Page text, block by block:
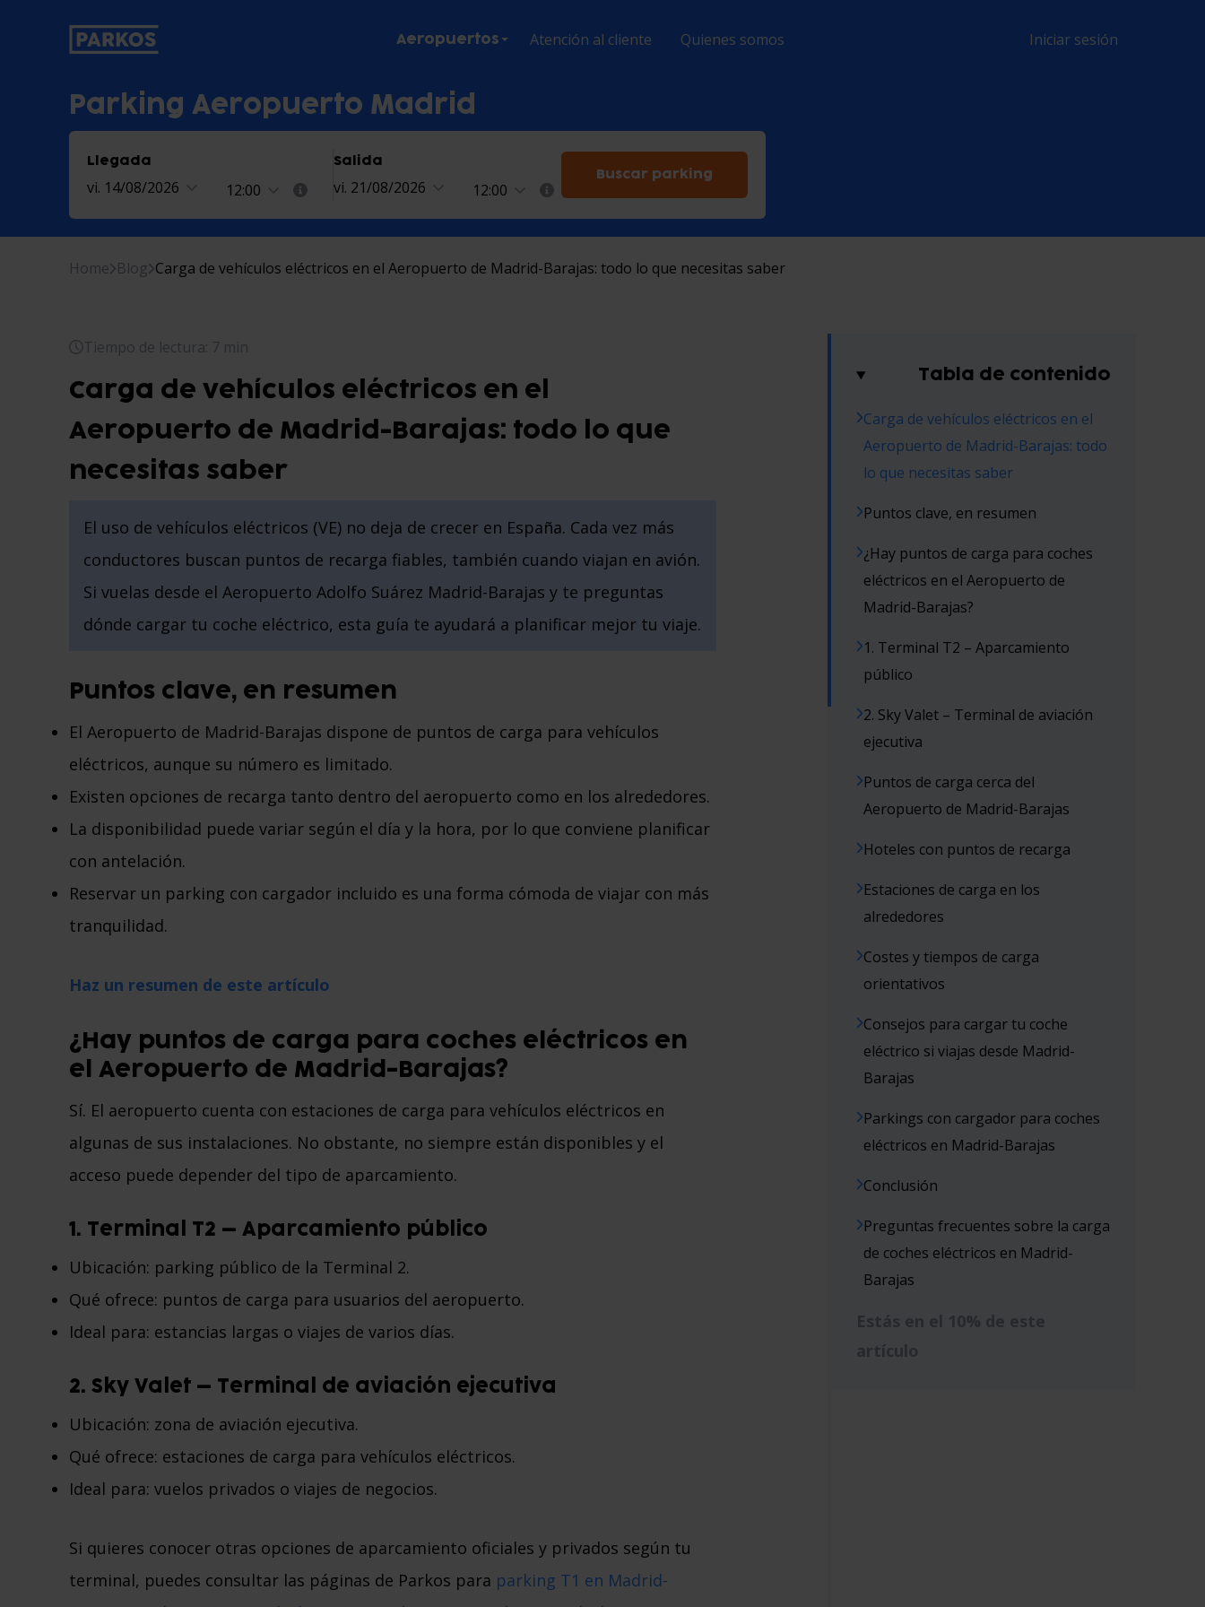
Aeropuertos Atención al cliente Quienes somos Iniciar sesión
Parking Aeropuerto Madrid
Llegada
vi. 14/08/2026 12:00
Salida
vi. 21/08/2026 12:00
Buscar parking
Home Blog Carga de vehículos eléctricos en el Aeropuerto de Madrid-Barajas: todo lo que necesitas saber
Tiempo de lectura: 7 min
Carga de vehículos eléctricos en el
Aeropuerto de Madrid-Barajas: todo lo que
necesitas saber
El uso de vehículos eléctricos (VE) no deja de crecer en España. Cada vez más
conductores buscan puntos de recarga fiables, también cuando viajan en avión.
Si vuelas desde el Aeropuerto Adolfo Suárez Madrid-Barajas y te preguntas
dónde cargar tu coche eléctrico, esta guía te ayudará a planificar mejor tu viaje.
Puntos clave, en resumen
El Aeropuerto de Madrid-Barajas dispone de puntos de carga para vehículos
eléctricos, aunque su número es limitado.
Existen opciones de recarga tanto dentro del aeropuerto como en los alrededores.
La disponibilidad puede variar según el día y la hora, por lo que conviene planificar
con antelación.
Reservar un parking con cargador incluido es una forma cómoda de viajar con más
tranquilidad.
Haz un resumen de este artículo
¿Hay puntos de carga para coches eléctricos en
el Aeropuerto de Madrid-Barajas?
Sí. El aeropuerto cuenta con estaciones de carga para vehículos eléctricos en
algunas de sus instalaciones. No obstante, no siempre están disponibles y el
acceso puede depender del tipo de aparcamiento.
1. Terminal T2 – Aparcamiento público
Ubicación: parking público de la Terminal 2.
Qué ofrece: puntos de carga para usuarios del aeropuerto.
Ideal para: estancias largas o viajes de varios días.
2. Sky Valet – Terminal de aviación ejecutiva
Ubicación: zona de aviación ejecutiva.
Qué ofrece: estaciones de carga para vehículos eléctricos.
Ideal para: vuelos privados o viajes de negocios.
Si quieres conocer otras opciones de aparcamiento oficiales y privados según tu
terminal, puedes consultar las páginas de Parkos para parking T1 en Madrid-
Tabla de contenido
Carga de vehículos eléctricos en el
Aeropuerto de Madrid-Barajas: todo
lo que necesitas saber
Puntos clave, en resumen
¿Hay puntos de carga para coches
eléctricos en el Aeropuerto de
Madrid-Barajas?
1. Terminal T2 – Aparcamiento
público
2. Sky Valet – Terminal de aviación
ejecutiva
Puntos de carga cerca del
Aeropuerto de Madrid-Barajas
Hoteles con puntos de recarga
Estaciones de carga en los
alrededores
Costes y tiempos de carga
orientativos
Consejos para cargar tu coche
eléctrico si viajas desde Madrid-
Barajas
Parkings con cargador para coches
eléctricos en Madrid-Barajas
Conclusión
Preguntas frecuentes sobre la carga
de coches eléctricos en Madrid-
Barajas